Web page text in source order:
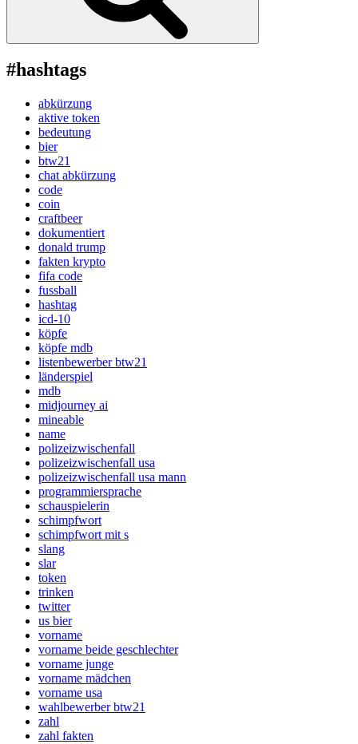
#hashtags
abkürzung
aktive token
bedeutung
bier
btw21
chat abkürzung
code
coin
craftbeer
dokumentiert
donald trump
fakten krypto
fifa code
fussball
hashtag
icd-10
köpfe
köpfe mdb
listenbewerber btw21
länderspiel
mdb
midjourney ai
mineable
name
polizeizwischenfall
polizeizwischenfall usa
polizeizwischenfall usa mann
programmiersprache
schauspielerin
schimpfwort
schimpfwort mit s
slang
slar
token
trinken
twitter
us bier
vorname
vorname beide geschlechter
vorname junge
vorname mädchen
vorname usa
wahlbewerber btw21
zahl
zahl fakten